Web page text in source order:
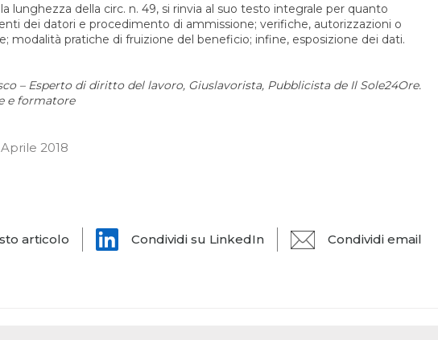
lunghezza della circ. n. 49, si rinvia al suo testo integrale per quanto
dei datori e procedimento di ammissione; verifiche, autorizzazioni o
modalità pratiche di fruizione del beneficio; infine, esposizione dei dati.
– Esperto di diritto del lavoro, Giuslavorista, Pubblicista de Il Sole24Ore.
e formatore
2018
articolo Condividi su LinkedIn Condividi email